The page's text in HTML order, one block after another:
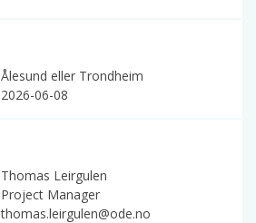
Ålesund eller Trondheim
2026-06-08
Thomas Leirgulen
Project Manager
thomas.leirgulen@ode.no